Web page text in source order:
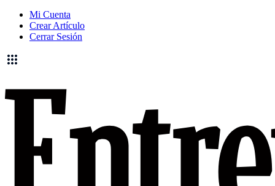
Mi Cuenta
Crear Artículo
Cerrar Sesión